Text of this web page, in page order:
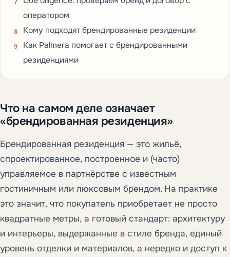
оператором
Кому подходят брендированные резиденции
Как Palmera помогает с брендированными
резиденциями
Что на самом деле означает
«брендированная резиденция»
Брендированная резиденция — это жильё,
спроектированное, построенное и (часто)
управляемое в партнёрстве с известным
гостиничным или люксовым брендом. На практике
это значит, что покупатель приобретает не просто
квадратные метры, а готовый стандарт: архитектуру
и интерьеры, выдержанные в стиле бренда, единый
уровень отделки и материалов, а нередко и доступ к